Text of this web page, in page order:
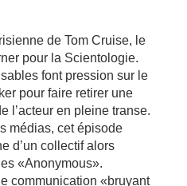
de Tom Cruise, le
pour la Scientologie.
font pression sur le
pour faire retirer une
l’acteur en pleine transe.
médias, cet épisode
d’un collectif alors
«Anonymous».
communication «bruyant